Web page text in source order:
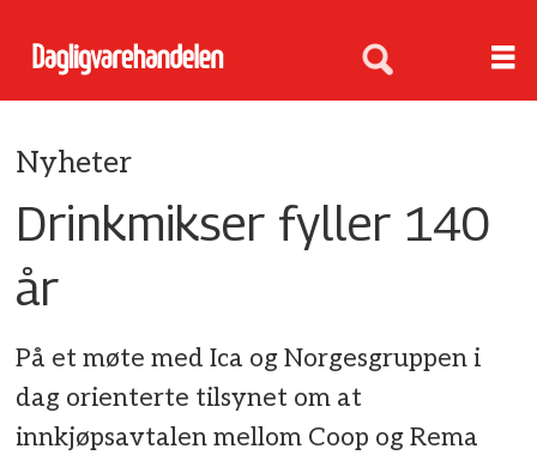
Nyheter
Drinkmikser fyller 140
år
På et møte med Ica og Norgesgruppen i
dag orienterte tilsynet om at
innkjøpsavtalen mellom Coop og Rema